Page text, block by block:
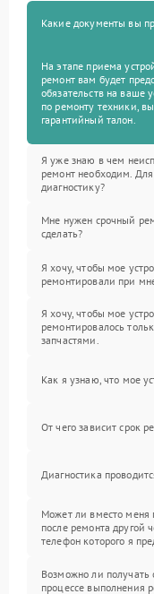
Какие документы вы
На этапе приема
ремонт вам будет
обязательств на ваше
по ремонту техники,
гарантийный талон.
Я уже знаю в чем
ремонт необходим. Для
диагностику?
Мне нужен срочный
сделать?
Я хочу, чтобы мое
ремонтировали при
Я хочу, чтобы мое
ремонтировалось
запчастями.
Как я узнаю, что мое
От чего зависит срок
Диагностика
Может ли вместо меня
после ремонта другой
телефон которого я
Возможно ли получать
процессе выполнения